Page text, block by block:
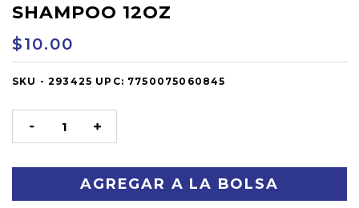
SHAMPOO 12OZ
$10.00
OUT
SKU - 293425 UPC: 7750075060845
DISMINUIR
LA
AUMENTAR
LA